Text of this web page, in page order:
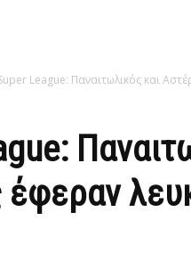
League: Παναιτωλικός και
έφεραν